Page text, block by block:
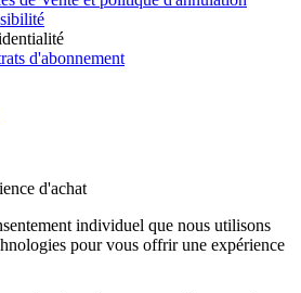
d'abonnement
d'achat
individuel que nous utilisons
pour vous offrir une expérience